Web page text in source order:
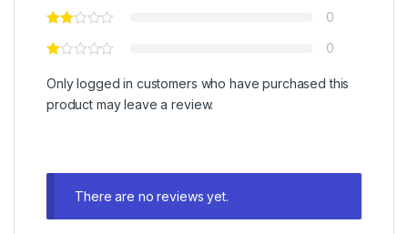
0
0
Only logged in customers who have purchased this
product may leave a review.
There are no reviews yet.